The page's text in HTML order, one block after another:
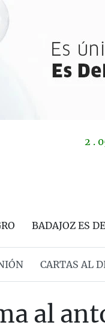
2 .
BADAJOZ ES
CARTAS AL
al